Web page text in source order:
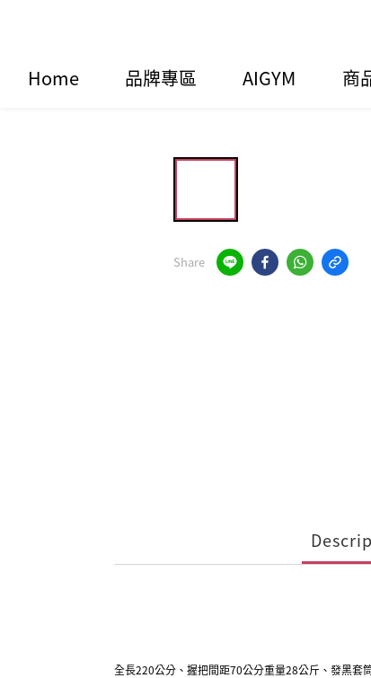
Home 品牌專區 AIGYM 商
Share
全長220公分、握把間距70公分重量28公斤、發黑套